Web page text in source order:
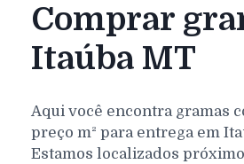
Comprar
Itaúba MT
Aqui você encontra gramas
preço m² para entrega em
Estamos localizados próximo